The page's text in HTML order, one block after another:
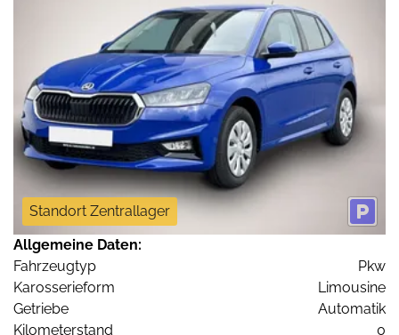
Standort Zentrallager
Allgemeine Daten:
Fahrzeugtyp
Pkw
Karosserieform
Limousine
Getriebe
Automatik
Kilometerstand
0